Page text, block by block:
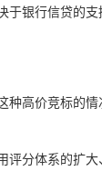
于银行信贷的
种高价竞标的
评分体系的扩